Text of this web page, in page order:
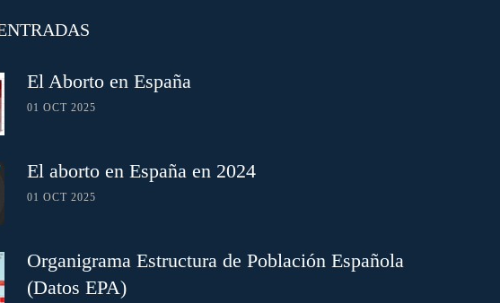
El Aborto en España
01 OCT 2025
El aborto en España en 2024
01 OCT 2025
Organigrama Estructura de Población Española
(Datos EPA)